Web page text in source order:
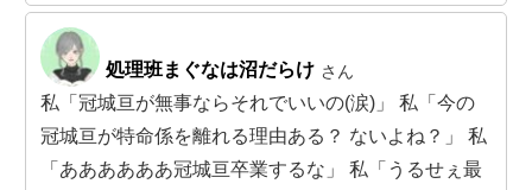
処理班まぐなは沼だらけ さん
私「冠城亘が無事ならそれでいいの(涙)」 私「今の
冠城亘が特命係を離れる理由ある？ ないよね？」 私
「ああああああ冠城亘卒業するな」 私「うるせぇ最